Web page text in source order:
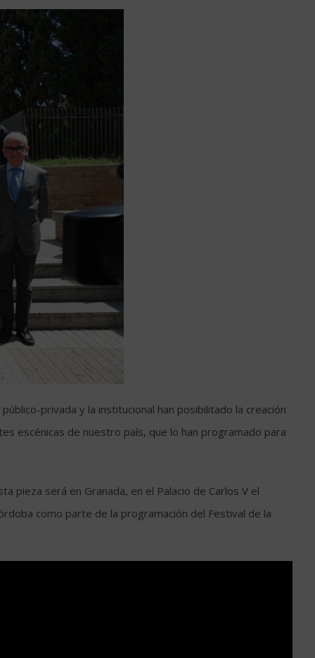
privada y la institucional han posibilitado la creación
escénicas de nuestro país, que lo han programado para
pieza será en Granada, en el Palacio de Carlos V el
como parte de la programación del Festival de la